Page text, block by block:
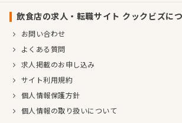
飲食店の求人・転職サイト クックビズに
お問い合わせ
よくある質問
求人掲載のお申し込み
サイト利用規約
個人情報保護方針
個人情報の取り扱いについて